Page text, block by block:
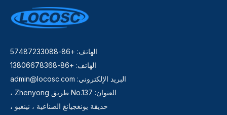
الهاتف: +86-57487233088
الهاتف: +86-13806678368
البريد الإلكتروني: admin@locosc.com
العنوان: No.137 طريق Zhenyong ،
حديقة يونغجيانغ الصناعية ، نينغبو ،